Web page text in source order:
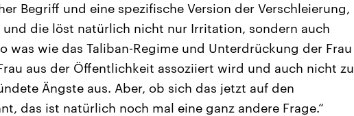
Begriff und eine spezifische Version der Verschleierung,
die löst natürlich nicht nur Irritation, sondern auch
was wie das Taliban-Regime und Unterdrückung der Frau
aus der Öffentlichkeit assoziiert wird und auch nicht zu
Ängste aus. Aber, ob sich das jetzt auf den
das ist natürlich noch mal eine ganz andere Frage.“